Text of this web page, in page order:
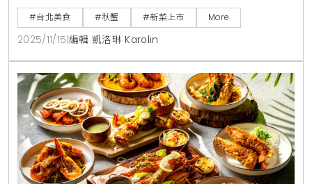
#台北美食 #秋蟹 #新菜上市 More
2025/11/15 編輯 凱洛琳 Karolin